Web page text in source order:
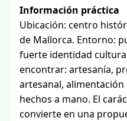
Información práctica
Ubicación: centro
de Mallorca. Entorno:
fuerte identidad
encontrar: artesanía,
artesanal,
hechos a mano. El
convierte en una